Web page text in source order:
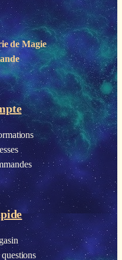
deMagie